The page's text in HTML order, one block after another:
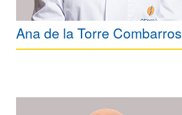
Ana de la Torre Combarros